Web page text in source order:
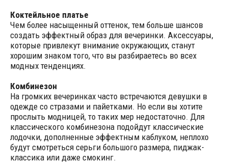
Коктейльное платье
Чем более насыщенный оттенок, тем больше шансов
создать эффектный образ для вечеринки. Аксессуары,
которые привлекут внимание окружающих, станут
хорошим знаком того, что вы разбираетесь во всех
модных тенденциях.
Комбинезон
На громких вечеринках часто встречаются девушки в
одежде со стразами и пайетками. Но если вы хотите
прослыть модницей, то таких мер недостаточно. Для
классического комбинезона подойдут классические
лодочки, дополненные эффектным каблуком, неплохо
будут смотреться серьги большого размера, пиджак-
классика или даже смокинг.